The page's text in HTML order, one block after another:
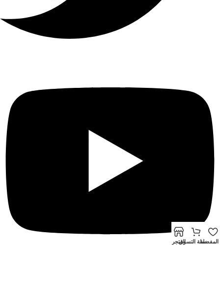
المفضلةسلة التسوقالمتجر